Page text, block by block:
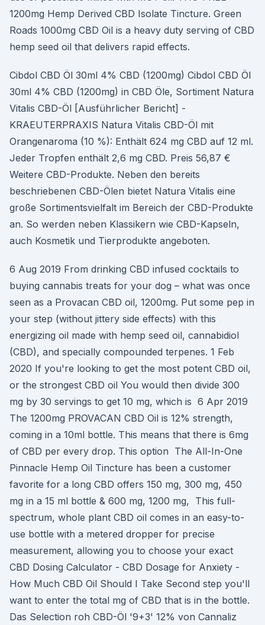
1200mg Hemp Derived CBD Isolate Tincture. Green
Roads 1000mg CBD Oil is a heavy duty serving of CBD
hemp seed oil that delivers rapid effects.
Cibdol CBD Öl 30ml 4% CBD (1200mg) Cibdol CBD Öl
30ml 4% CBD (1200mg) in CBD Öle, Sortiment Natura
Vitalis CBD-Öl [Ausführlicher Bericht] -
KRAEUTERPRAXIS Natura Vitalis CBD-Öl mit
Orangenaroma (10 %): Enthält 624 mg CBD auf 12 ml.
Jeder Tropfen enthält 2,6 mg CBD. Preis 56,87 €
Weitere CBD-Produkte. Neben den bereits
beschriebenen CBD-Ölen bietet Natura Vitalis eine
große Sortimentsvielfalt im Bereich der CBD-Produkte
an. So werden neben Klassikern wie CBD-Kapseln,
auch Kosmetik und Tierprodukte angeboten.
6 Aug 2019 From drinking CBD infused cocktails to
buying cannabis treats for your dog – what was once
seen as a Provacan CBD oil, 1200mg. Put some pep in
your step (without jittery side effects) with this
energizing oil made with hemp seed oil, cannabidiol
(CBD), and specially compounded terpenes. 1 Feb
2020 If you're looking to get the most potent CBD oil,
or the strongest CBD oil You would then divide 300
mg by 30 servings to get 10 mg, which is 6 Apr 2019
The 1200mg PROVACAN CBD Oil is 12% strength,
coming in a 10ml bottle. This means that there is 6mg
of CBD per every drop. This option The All-In-One
Pinnacle Hemp Oil Tincture has been a customer
favorite for a long CBD offers 150 mg, 300 mg, 450
mg in a 15 ml bottle & 600 mg, 1200 mg, This full-
spectrum, whole plant CBD oil comes in an easy-to-
use bottle with a metered dropper for precise
measurement, allowing you to choose your exact
CBD Dosing Calculator - CBD Dosage for Anxiety -
How Much CBD Oil Should I Take Second step you'll
want to enter the total mg of CBD that is in the bottle.
Das Selection roh CBD-Öl '9+3' 12% von Cannaliz